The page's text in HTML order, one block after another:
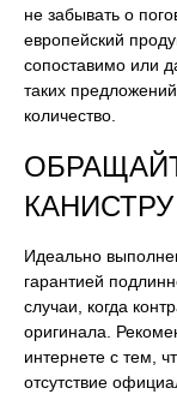
не забывать о
европейский
сопоставимо или
таких
количество.
КАНИСТРУ
Идеально
гарантией
случаи, когда
оригинала.
интернете с тем,
отсутствие